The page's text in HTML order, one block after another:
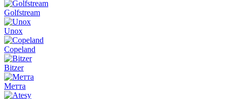
Golfstream
Unox
Copeland
Bitzer
Метта